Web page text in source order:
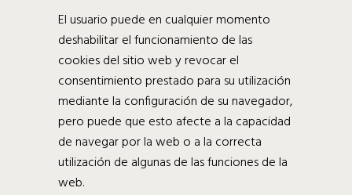
El usuario puede en cualquier momento
deshabilitar el funcionamiento de las
cookies del sitio web y revocar el
consentimiento prestado para su utilización
mediante la configuración de su navegador,
pero puede que esto afecte a la capacidad
de navegar por la web o a la correcta
utilización de algunas de las funciones de la
web.